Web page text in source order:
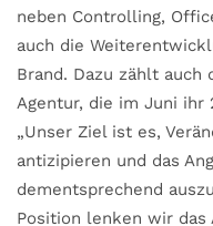
neben Controlling,
auch die
Brand. Dazu zählt
Agentur, die im Juni ihr
„Unser Ziel ist es,
antizipieren und das
dementsprechend
Position lenken wir das